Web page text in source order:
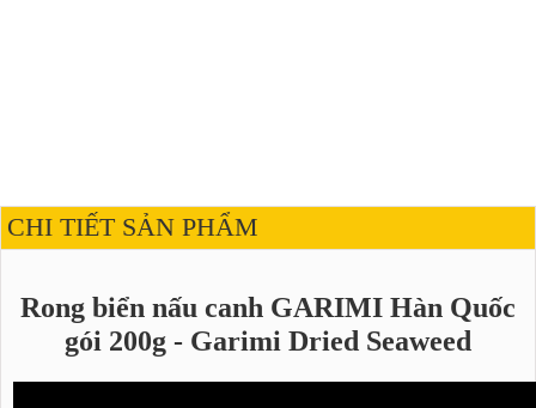
CHI TIẾT SẢN PHẨM
Rong biển nấu canh GARIMI Hàn Quốc
gói 200g - Garimi Dried Seaweed